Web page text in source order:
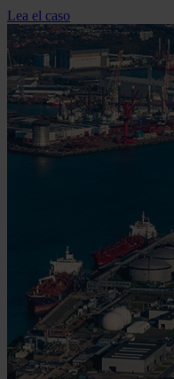
Lea el caso